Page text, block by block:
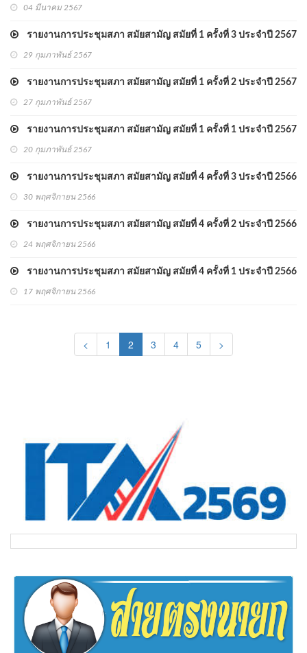
04 มีนาคม 2567
รายงานการประชุมสภา สมัยสามัญ สมัยที่ 1 ครั้งที่ 3 ประจำปี 2567
29 กุมภาพันธ์ 2567
รายงานการประชุมสภา สมัยสามัญ สมัยที่ 1 ครั้งที่ 2 ประจำปี 2567
27 กุมภาพันธ์ 2567
รายงานการประชุมสภา สมัยสามัญ สมัยที่ 1 ครั้งที่ 1 ประจำปี 2567
20 กุมภาพันธ์ 2567
รายงานการประชุมสภา สมัยสามัญ สมัยที่ 4 ครั้งที่ 3 ประจำปี 2566
30 พฤศจิกายน 2566
รายงานการประชุมสภา สมัยสามัญ สมัยที่ 4 ครั้งที่ 2 ประจำปี 2566
24 พฤศจิกายน 2566
รายงานการประชุมสภา สมัยสามัญ สมัยที่ 4 ครั้งที่ 1 ประจำปี 2566
17 พฤศจิกายน 2566
< 1 2 (current)
3 4 5 >